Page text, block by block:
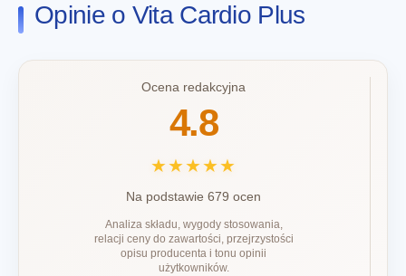
Opinie o Vita Cardio Plus
Ocena redakcyjna
4.8
★★★★★
Na podstawie 679 ocen
Analiza składu, wygody stosowania,
relacji ceny do zawartości, przejrzystości
opisu producenta i tonu opinii
użytkowników.